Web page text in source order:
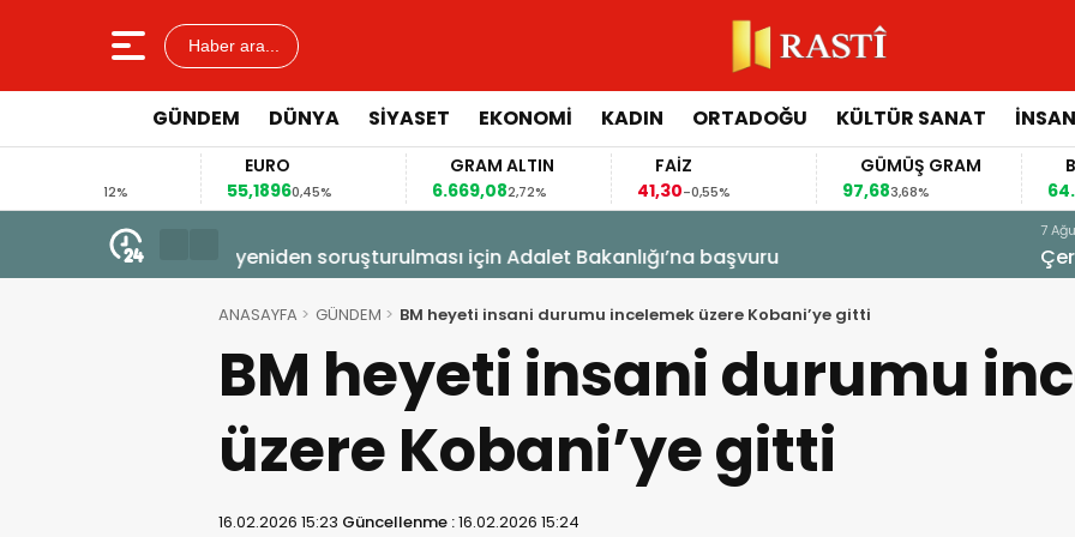
Haber ara...
GÜNDEM DÜNYA SİYASET EKONOMİ KADIN ORTADOĞU KÜLTÜR SANAT
EURO
55,1896
0,45%
GRAM ALTIN
6.669,082,72%
FAİZ
-0,55%
GÜMÜŞ GRAM
97,68 3,68%
BITCOIN
64.844,00
Çerçeve yasa Meclis’e gelmeden Demirtaş’a kapı kapandı: AİHM kararlarının
veto tartışması
ANASAYFA GÜNDEM BM heyeti insani durumu incelemek üzere Kobani’ye gitti
BM heyeti insani durumu
üzere Kobani’ye gitti
16.02.2026 15:23 Güncellenme :16.02.2026 15:24